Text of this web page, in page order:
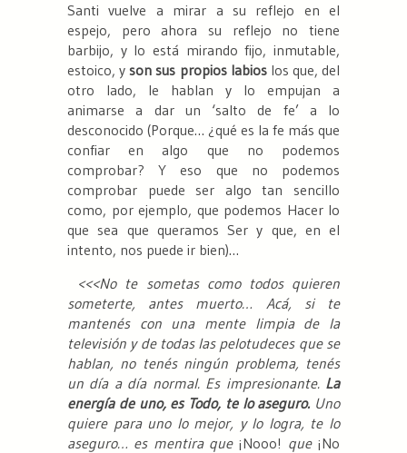
Santi vuelve a mirar a su reflejo en el
espejo, pero ahora su reflejo no tiene
barbijo, y lo está mirando fijo, inmutable,
estoico, yson sus propios labioslos que, del
otro lado, le hablan y lo empujan a
animarse a dar un ‘salto de fe’ a lo
desconocido (Porque… ¿qué es la fe más que
confiar en algo que no podemos
comprobar? Y eso que no podemos
comprobar puede ser algo tan sencillo
como, por ejemplo, que podemos Hacer lo
que sea que queramos Ser y que, en el
intento, nos puede ir bien)…
<<<No te sometas como todos quieren
someterte, antes muerto… Acá, si te
mantenés con una mente limpia de la
televisión y de todas las pelotudeces que se
hablan, no tenés ningún problema, tenés
un día a día normal. Es impresionante. La
energía de uno, es Todo, te lo aseguro. Uno
quiere para uno lo mejor, y lo logra, te lo
aseguro… es mentira que ¡Nooo! que ¡No